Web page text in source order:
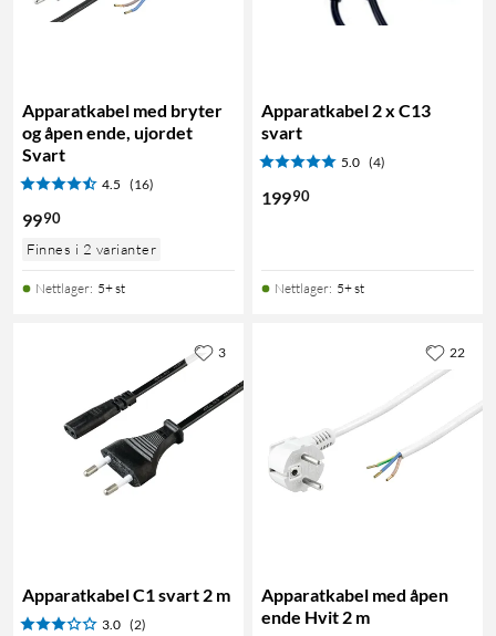
Apparatkabel med bryter
og åpen ende, ujordet
Svart
4.5 (16)
9990
Finnes i 2 varianter
Nettlager: 5+ st
Apparatkabel 2 x C13
svart
5.0 (4)
19990
Nettlager: 5+ st
Apparatkabel C1 svart 2 m
3.0 (2)
3
Apparatkabel med åpen
ende Hvit 2 m
22